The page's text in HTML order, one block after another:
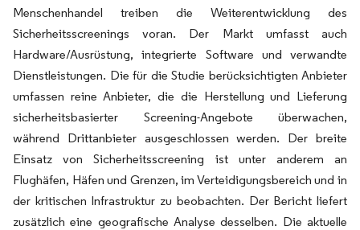
Menschenhandel treiben die Weiterentwicklung des
Sicherheitsscreenings voran. Der Markt umfasst auch
Hardware/Ausrüstung, integrierte Software und verwandte
Dienstleistungen. Die für die Studie berücksichtigten Anbieter
umfassen reine Anbieter, die die Herstellung und Lieferung
sicherheitsbasierter Screening-Angebote überwachen,
während Drittanbieter ausgeschlossen werden. Der breite
Einsatz von Sicherheitsscreening ist unter anderem an
Flughäfen, Häfen und Grenzen, im Verteidigungsbereich und in
der kritischen Infrastruktur zu beobachten. Der Bericht liefert
zusätzlich eine geografische Analyse desselben. Die aktuelle